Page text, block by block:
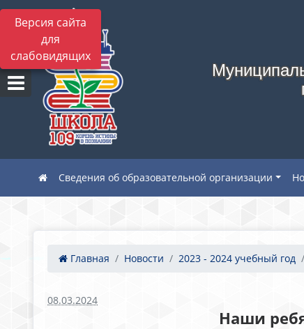
Версия сайта
для
слабовидящих
Сведения об образовательной организации
Главная Новости 2023 - 2024 учебный год
08.03.2024
Наши